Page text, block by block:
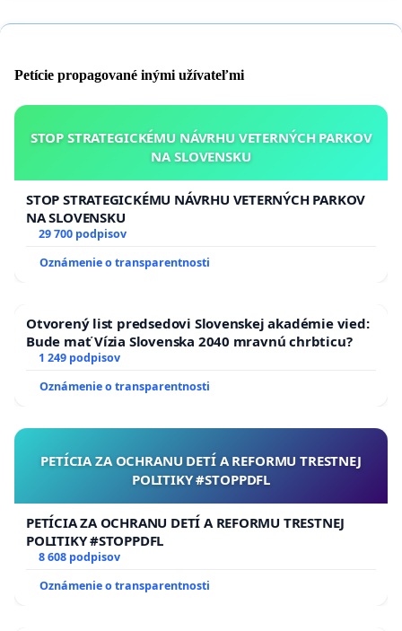
Petície propagované inými užívateľmi
STOP STRATEGICKÉMU NÁVRHU VETERNÝCH PARKOV
NA SLOVENSKU
STOP STRATEGICKÉMU NÁVRHU VETERNÝCH PARKOV
NA SLOVENSKU
29 700 podpisov
Oznámenie o transparentnosti
Otvorený list predsedovi Slovenskej akadémie vied:
Bude mať Vízia Slovenska 2040 mravnú chrbticu?
1 249 podpisov
Oznámenie o transparentnosti
PETÍCIA ZA OCHRANU DETÍ A REFORMU TRESTNEJ
POLITIKY #STOPPDFL
PETÍCIA ZA OCHRANU DETÍ A REFORMU TRESTNEJ
POLITIKY #STOPPDFL
8 608 podpisov
Oznámenie o transparentnosti